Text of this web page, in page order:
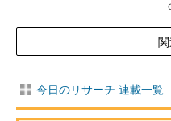
今日のリサーチ 連載一覧